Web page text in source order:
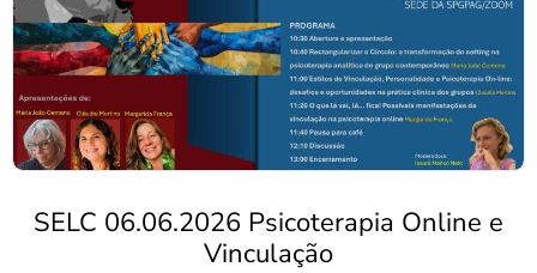
SELC 06.06.2026 Psicoterapia Online e
Vinculação